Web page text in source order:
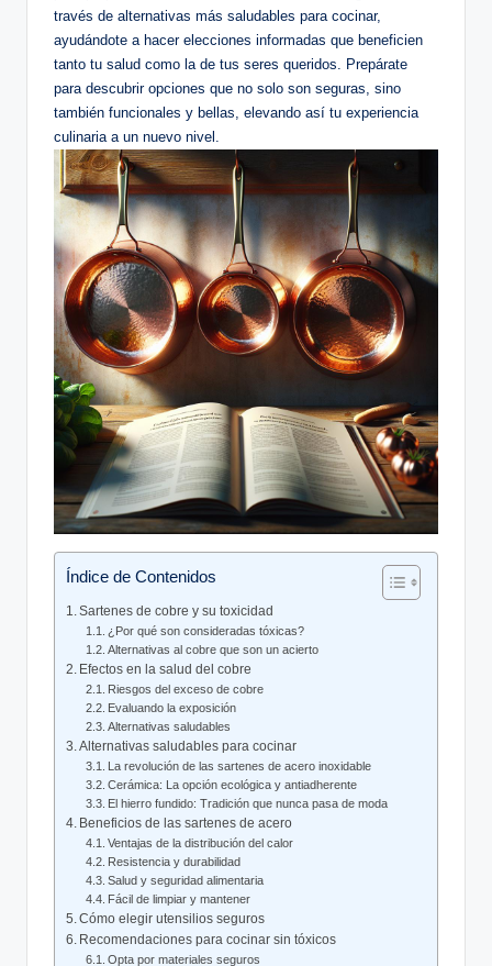
través de alternativas más saludables para cocinar,
ayudándote a hacer elecciones informadas que beneficien
tanto tu salud como la de tus seres queridos. Prepárate
para descubrir opciones que no solo son seguras, sino
también funcionales y bellas, elevando así tu experiencia
culinaria a un nuevo nivel.
Índice de Contenidos
Sartenes de cobre y su toxicidad
¿Por qué son consideradas tóxicas?
Alternativas al cobre que son un acierto
Efectos en la salud del cobre
Riesgos del exceso de cobre
Evaluando la exposición
Alternativas saludables
Alternativas saludables para cocinar
La revolución de las sartenes de acero inoxidable
Cerámica: La opción ecológica y antiadherente
El hierro fundido: Tradición que nunca pasa de moda
Beneficios de las sartenes de acero
Ventajas de la distribución del calor
Resistencia y durabilidad
Salud y seguridad alimentaria
Fácil de limpiar y mantener
Cómo elegir utensilios seguros
Recomendaciones para cocinar sin tóxicos
Opta por materiales seguros